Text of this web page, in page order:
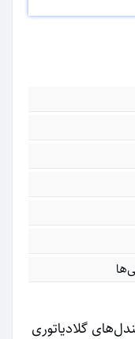
از انواع صندل‌های گلادیاتوری